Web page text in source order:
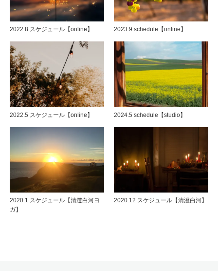
2022.8 スケジュール【online】 2023.9 schedule【online】
2022.5 スケジュール【online】 2024.5 schedule【studio】
2020.1 スケジュール【清澄白河ヨ
ガ】
2020.12 スケジュール【清澄白河】